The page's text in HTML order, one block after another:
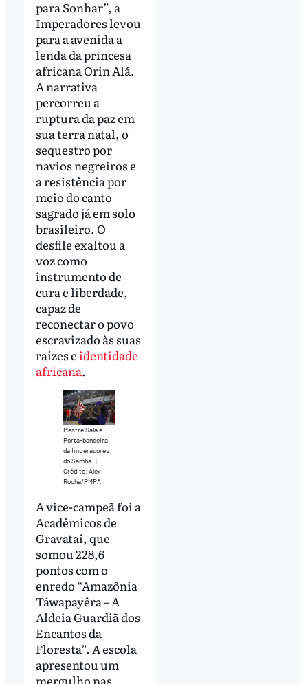
para Sonhar”, a
Imperadores levou
para a avenida a
lenda da princesa
africana Orin Alá.
A narrativa
percorreu a
ruptura da paz em
sua terra natal, o
sequestro por
navios negreiros e
a resistência por
meio do canto
sagrado já em solo
brasileiro. O
desfile exaltou a
voz como
instrumento de
cura e liberdade,
capaz de
reconectar o povo
escravizado às suas
raízes eidentidade
africana.
Mestre Sala e
Porta-bandeira
da Imperadores
do Samba |
Crédito: Alex
Rocha/PMPA
A vice-campeã foi a
Acadêmicos de
Gravataí, que
somou 228,6
pontos com o
enredo “Amazônia
Táwapayêra – A
Aldeia Guardiã dos
Encantos da
Floresta”. A escola
apresentou um
mergulho nas